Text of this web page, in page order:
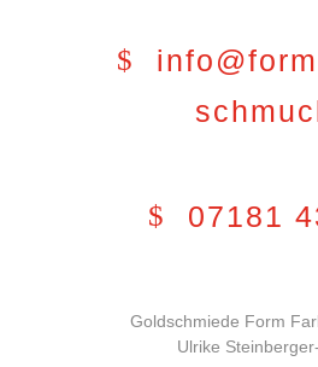
07181
Goldschmiede Form
Ulrike